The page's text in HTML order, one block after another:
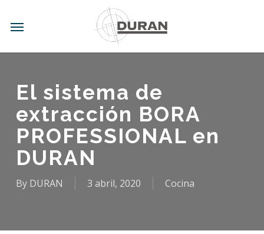
main
Menu
El sistema de
extracción BORA
PROFESSIONAL en
DURAN
By DURAN 3 abril, 2020 Cocina